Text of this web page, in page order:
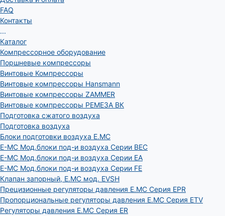
FAQ
Контакты
...
Каталог
Компрессорное оборудование
Поршневые компрессоры
Винтовые Компрессоры
Винтовые компрессоры Hansmann
Винтовые компрессоры ZAMMER
Винтовые компрессоры РЕМЕЗА ВК
Подготовка сжатого воздуха
Подготовка воздуха
Блоки подготовки воздуха E.MC
E-MC Мод.блоки под-и воздуха Серии BEC
E-MC Мод.блоки под-и воздуха Серии EA
E-MC Мод.блоки под-и воздуха Серии FE
Клапан запорный, E.MC мод. EVSH
Прецизионные регуляторы давления E.MC Серия EPR
Пропорциональные регуляторы давления E.MC Серия ETV
Регуляторы давления E.MC Серия ER